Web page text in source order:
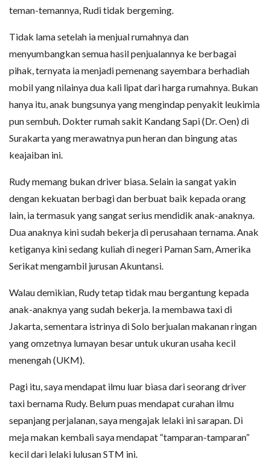
teman-temannya, Rudi tidak bergeming.
Tidak lama setelah ia menjual rumahnya dan
menyumbangkan semua hasil penjualannya ke berbagai
pihak, ternyata ia menjadi pemenang sayembara berhadiah
mobil yang nilainya dua kali lipat dari harga rumahnya. Bukan
hanya itu, anak bungsunya yang mengindap penyakit leukimia
pun sembuh. Dokter rumah sakit Kandang Sapi (Dr. Oen) di
Surakarta yang merawatnya pun heran dan bingung atas
keajaiban ini.
Rudy memang bukan driver biasa. Selain ia sangat yakin
dengan kekuatan berbagi dan berbuat baik kepada orang
lain, ia termasuk yang sangat serius mendidik anak-anaknya.
Dua anaknya kini sudah bekerja di perusahaan ternama. Anak
ketiganya kini sedang kuliah di negeri Paman Sam, Amerika
Serikat mengambil jurusan Akuntansi.
Walau demikian, Rudy tetap tidak mau bergantung kepada
anak-anaknya yang sudah bekerja. Ia membawa taxi di
Jakarta, sementara istrinya di Solo berjualan makanan ringan
yang omzetnya lumayan besar untuk ukuran usaha kecil
menengah (UKM).
Pagi itu, saya mendapat ilmu luar biasa dari seorang driver
taxi bernama Rudy. Belum puas mendapat curahan ilmu
sepanjang perjalanan, saya mengajak lelaki ini sarapan. Di
meja makan kembali saya mendapat “tamparan-tamparan”
kecil dari lelaki lulusan STM ini.